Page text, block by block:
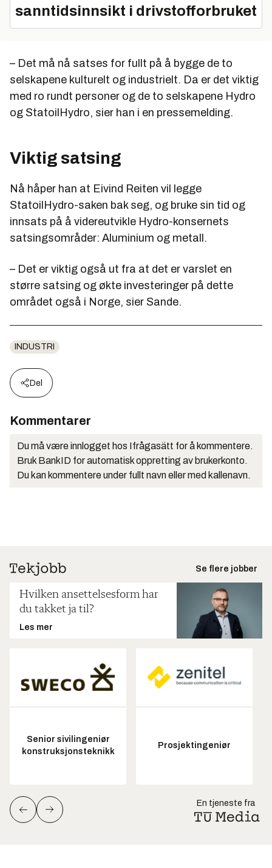
sanntidsinnsikt i drivstofforbruket
– Det må nå satses for fullt på å bygge de to
selskapene kulturelt og industrielt. Da er det viktig
med ro rundt personer og de to selskapene Hydro
og StatoilHydro, sier han i en pressemelding.
Viktig satsing
Nå håper han at Eivind Reiten vil legge
StatoilHydro-saken bak seg, og bruke sin tid og
innsats på å videreutvikle Hydro-konsernets
satsingsområder: Aluminium og metall.
– Det er viktig også ut fra at det er varslet en
større satsing og økte investeringer på dette
området også i Norge, sier Sande.
INDUSTRI
Del
Kommentarer
Du må være innlogget hos Ifrågasätt for å kommentere.
Bruk BankID for automatisk oppretting av brukerkonto.
Du kan kommentere under fullt navn eller med kallenavn.
Se flere jobber
Hvilken ansettelsesform har
du takket ja til?
Les mer
Senior sivilingeniør
konstruksjonsteknikk
Prosjektingeniør
En tjeneste fra